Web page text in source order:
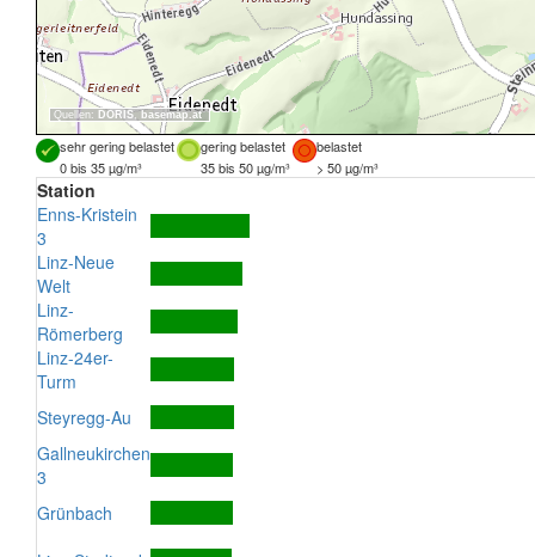
Quellen: DORIS, basemap.at
sehr gering belastet gering belastet
belastet
0 bis 35 µg/m³
35 bis 50 µg/m³ > 50 µg/m³
Station
Enns-Kristein
3
Linz-Neue
Welt
Linz-
Römerberg
Linz-24er-
Turm
Steyregg-Au
Gallneukirchen
3
Grünbach